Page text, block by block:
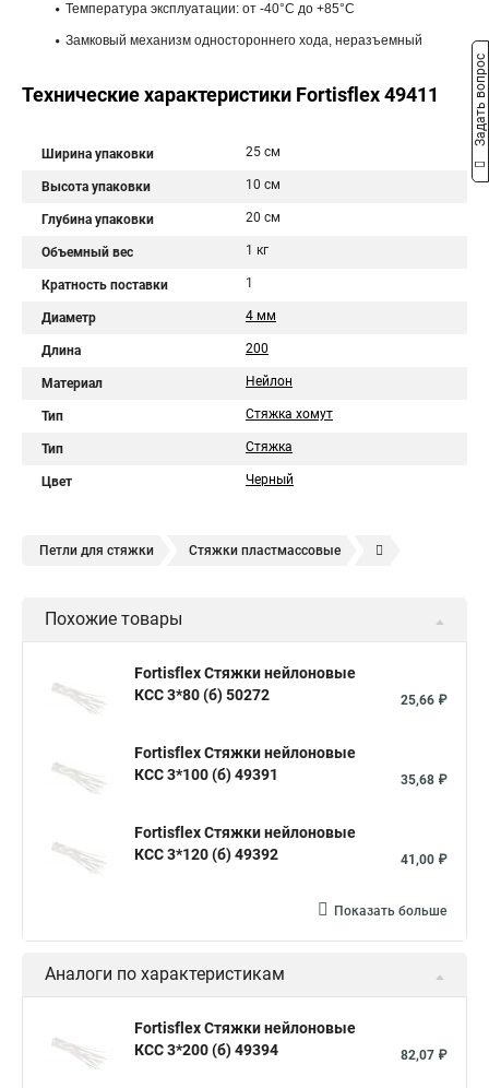
Температура эксплуатации: от -40°С до +85°С
Замковый механизм одностороннего хода, неразъемный
Технические характеристики Fortisflex 49411
Ширина упаковки 25 см
Высота упаковки 10 см
Глубина упаковки 20 см
Объемный вес 1 кг
Кратность поставки 1
Диаметр 4 мм
Длина 200
Материал Нейлон
Тип Стяжка хомут
Тип Стяжка
Цвет Черный
Петли для стяжки Стяжки пластмассовые
Стяжки зажим Хомут стяжка нейлоновая купить в
Стяжка alt Хомуты стяжки труб Стяжки магазин
Стяжки для кабелей металлические
Хомут стяжка это Хомут стяжка саморез
Купить стяжки кабельную
Хорошие стяжки
Хомуты стяжки нейлон Хомуты стяжки труба
Стяжки маркеры Стяжка нейлоновые 100шт черные
Прайс на цены по стяжке Площадка для стяжки купить
Похожие товары
Fortisflex Стяжки нейлоновые
КСС 3*80 (б) 50272
25,66 ₽
Fortisflex Стяжки нейлоновые
КСС 3*100 (б) 49391
35,68 ₽
Fortisflex Стяжки нейлоновые
КСС 3*120 (б) 49392
41,00 ₽
Показать больше
Аналоги по характеристикам
Fortisflex Стяжки нейлоновые
КСС 3*200 (б) 49394
82,07 ₽
Задать вопрос